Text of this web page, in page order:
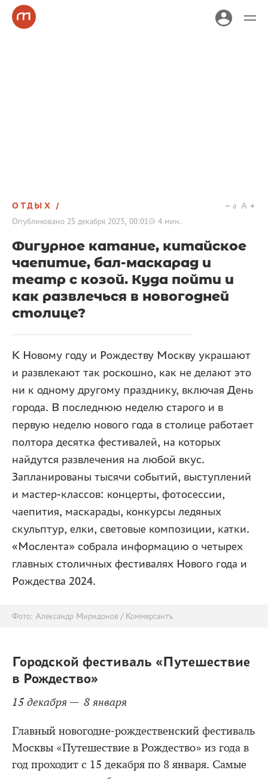
ОТДЫХ
Опубликовано 25 декабря 2023, 00:01 4 мин.
a A
Фигурное катание, китайское
чаепитие, бал-маскарад и
театр с козой. Куда пойти и
как развлечься в новогодней
столице?
К Новому году и Рождеству Москву украшают
и развлекают так роскошно, как не делают это
ни к одному другому празднику, включая День
города. В последнюю неделю старого и в
первую неделю нового года в столице работает
полтора десятка фестивалей, на которых
найдутся развлечения на любой вкус.
Запланированы тысячи событий, выступлений
и мастер-классов: концерты, фотосессии,
чаепития, маскарады, конкурсы ледяных
скульптур, елки, световые композиции, катки.
«Мослента» собрала информацию о четырех
главных столичных фестивалях Нового года и
Рождества 2024.
Фото: Александр Миридонов / Коммерсантъ
Городской фестиваль «Путешествие
в Рождество»
15 декабря — 8 января
Главный новогодне-рождественский фестиваль
Москвы «Путешествие в Рождество» из года в
год проходит с 15 декабря по 8 января. Самые